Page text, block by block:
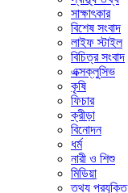
সাক্ষাৎকার
বিশেষ সংবাদ
লাইফ স্টাইল
বিচিত্র সংবাদ
এক্সক্লুসিভ
কৃষি
ফিচার
ক্রীড়া
বিনোদন
ধর্ম
নারী ও শিশু
মিডিয়া
তথ্য প্রযুক্তি